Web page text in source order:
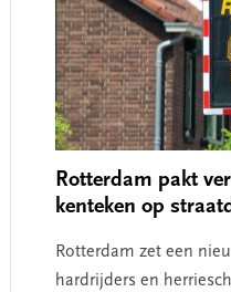
Rotterdam pakt
kenteken op
Rotterdam zet een
hardrijders en